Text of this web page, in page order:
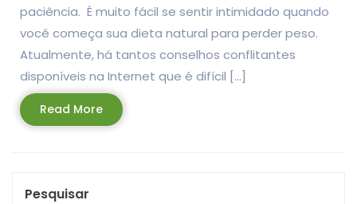
paciência. É muito fácil se sentir intimidado quando
você começa sua dieta natural para perder peso.
Atualmente, há tantos conselhos conflitantes
disponíveis na Internet que é difícil […]
Read MoreRead
More
Pesquisar